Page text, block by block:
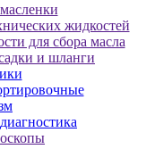
жидкостей
для сбора масла
и шланги